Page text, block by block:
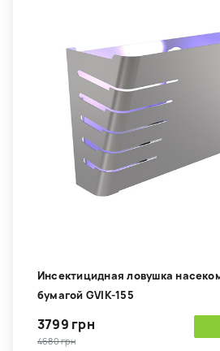
Инсектицидная ловушка
бумагой GVIK-155
3799 грн
4680 грн